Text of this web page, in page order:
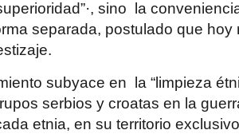
sino la
separada, postulado que
subyace en la “limpieza
serbios y croatas en la
etnia, en su territorio